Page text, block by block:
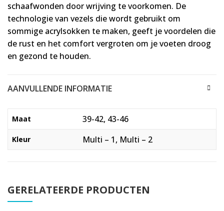
schaafwonden door wrijving te voorkomen. De
technologie van vezels die wordt gebruikt om
sommige acrylsokken te maken, geeft je voordelen die
de rust en het comfort vergroten om je voeten droog
en gezond te houden.
AANVULLENDE INFORMATIE
Maat 39-42, 43-46
Kleur Multi – 1, Multi – 2
GERELATEERDE PRODUCTEN